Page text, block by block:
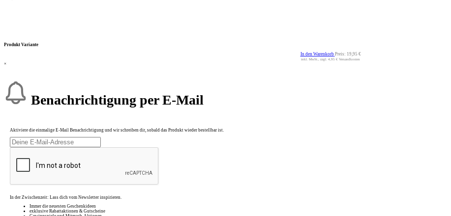
Produkt Variante
In den Warenkorb Preis: 19,95 €
inkl. MwSt., zzgl. 4,95 € Versandkosten
×
Benachrichtigung per E-Mail
Aktiviere die einmalige E-Mail Benachrichtigung und wir schreiben dir, sobald das Produkt wieder bestellbar ist.
In der Zwischenzeit: Lass dich vom Newsletter inspirieren.
Immer die neuesten Geschenkideen
exklusive Rabattaktionen & Gutscheine